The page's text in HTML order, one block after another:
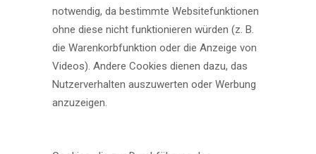
notwendig, da bestimmte Websitefunktionen
ohne diese nicht funktionieren würden (z. B.
die Warenkorbfunktion oder die Anzeige von
Videos). Andere Cookies dienen dazu, das
Nutzerverhalten auszuwerten oder Werbung
anzuzeigen.